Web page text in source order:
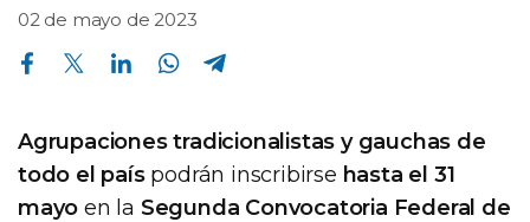
02 de mayo de 2023
Compartir en Facebook Compartir en Twitter Compartir en Linkedin Compartir en Whatsapp
Agrupaciones tradicionalistas y gauchas de
todo el paíspodrán inscribirse hasta el 31
mayo en la Segunda Convocatoria Federal de